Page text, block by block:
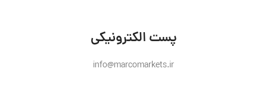
پست الکترونیکی
info@marcomarkets.ir